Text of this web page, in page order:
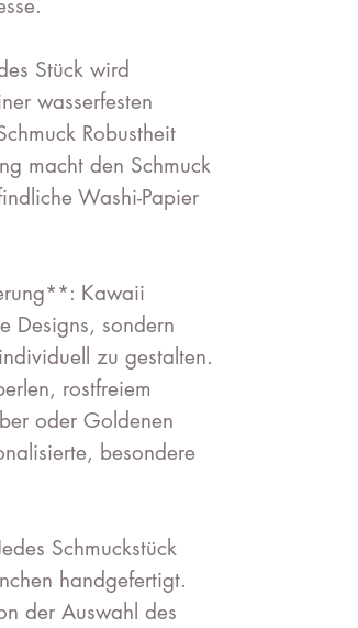
Stück wird
wasserfesten
Robustheit
macht den Schmuck
Washi-Papier
Kawaii
Designs, sondern
zu gestalten.
rostfreiem
oder Goldenen
besondere
Schmuckstück
handgefertigt.
der Auswahl des